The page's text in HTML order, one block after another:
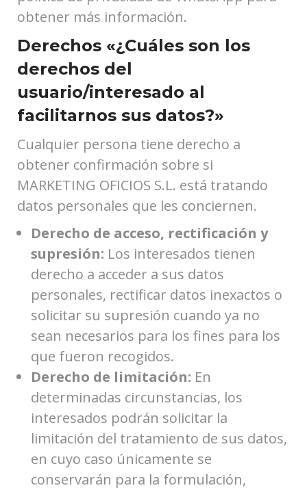
obtener más información.
Derechos «¿Cuáles son los
derechos del
usuario/interesado al
facilitarnos sus datos?»
Cualquier persona tiene derecho a
obtener confirmación sobre si
MARKETING OFICIOS S.L. está tratando
datos personales que les conciernen.
Derecho de acceso, rectificación y
supresión: Los interesados tienen
derecho a acceder a sus datos
personales, rectificar datos inexactos o
solicitar su supresión cuando ya no
sean necesarios para los fines para los
que fueron recogidos.
Derecho de limitación: En
determinadas circunstancias, los
interesados podrán solicitar la
limitación del tratamiento de sus datos,
en cuyo caso únicamente se
conservarán para la formulación,